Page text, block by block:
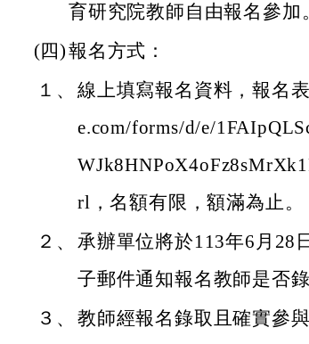
育研究院教師自由報名參加
(四)報名方式：
１、 線上填寫報名資料，報名
e.com/forms/d/e/
rl，名額有限，額滿為止。
２、 承辦單位將於113年6月28
子郵件通知報名教師是否錄
３、 教師經報名錄取且確實參